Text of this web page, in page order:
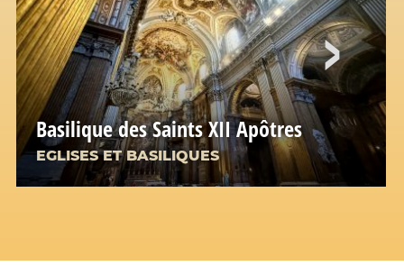
Basilique des Saints XII Apôtres
EGLISES ET BASILIQUES